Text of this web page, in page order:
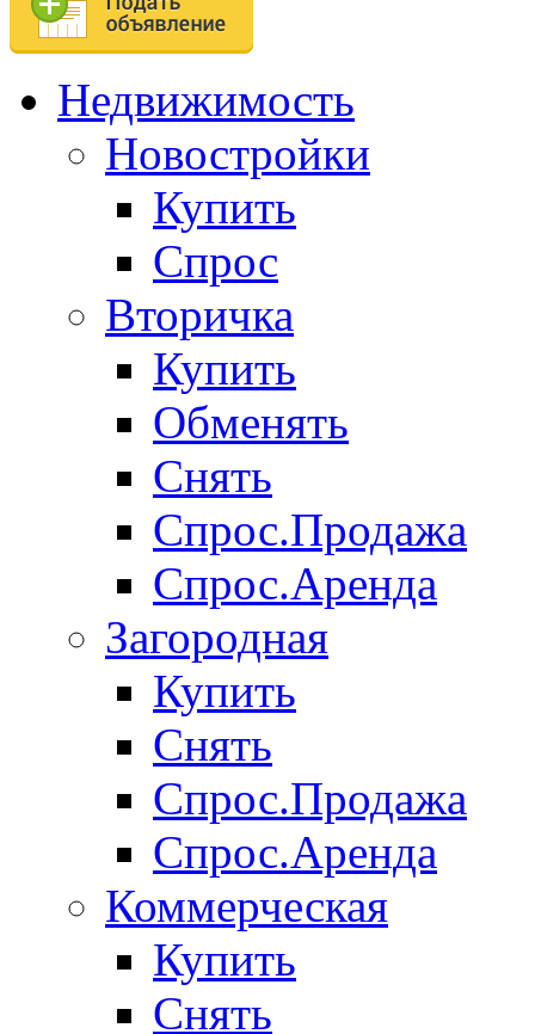
Недвижимость
Новостройки
Купить
Спрос
Вторичка
Купить
Обменять
Снять
Спрос.Продажа
Спрос.Аренда
Загородная
Купить
Снять
Спрос.Продажа
Спрос.Аренда
Коммерческая
Купить
Снять